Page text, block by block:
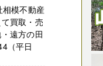
模不動産
買取・売
遠方の田
（平日